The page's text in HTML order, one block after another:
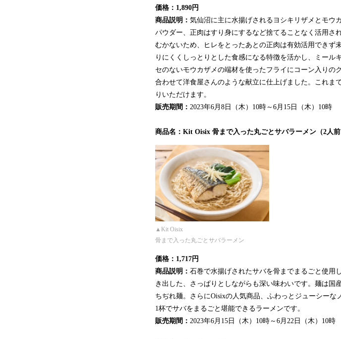
価格：1,890円
商品説明： 気仙沼に主に水揚げされるヨシキリザメとモウ
パウダー、正肉はすり身にするなど捨てることなく活用さ
むかないため、ヒレをとったあとの正肉は有効活用できず
りにくくしっとりとした食感になる特徴を活かし、ミー
セのないモウカザメの端材を使ったフライにコーン入りの
合わせて洋食屋さんのような献立に仕上げました。これま
りいただけます。
販売期間： 2023年6月8日（木）10時～6月15日（木）10時
商品名：Kit Oisix 骨まで入った丸ごとサバラーメン（2人前
▲Kit Oisix
骨まで入った丸ごとサバラーメン
価格：1,717円
商品説明： 石巻で水揚げされたサバを骨までまるごと使用
き出した、さっぱりとしながらも深い味わいです。麺は
ちぢれ麺。さらにOisixの人気商品、ふわっとジューシーな
1杯でサバをまるごと堪能できるラーメンです。
販売期間： 2023年6月15日（木）10時～6月22日（木）10時